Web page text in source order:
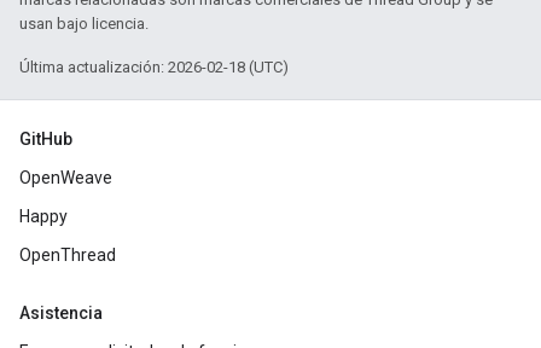
usan bajo licencia.
Última actualización: 2026-02-18 (UTC)
GitHub
OpenWeave
Happy
OpenThread
Asistencia